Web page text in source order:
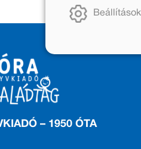
– 1950 ÓTA
Beállítások